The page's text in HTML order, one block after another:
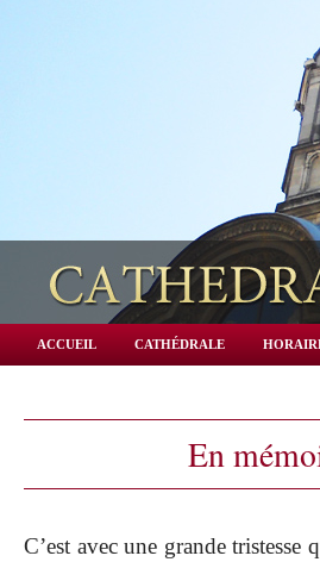
ACCUEIL CATHÉDRALE
En
C’est avec une grande